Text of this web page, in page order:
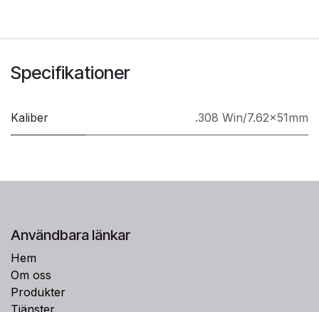
Specifikationer
Kaliber .308 Win/7.62x51mm
Användbara länkar
Hem
Om oss
Produkter